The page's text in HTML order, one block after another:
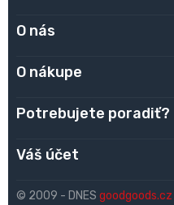
O nás
O nákupe
Potrebujete poradiť?
Váš účet
© 2009 - DNES goodgoods.cz